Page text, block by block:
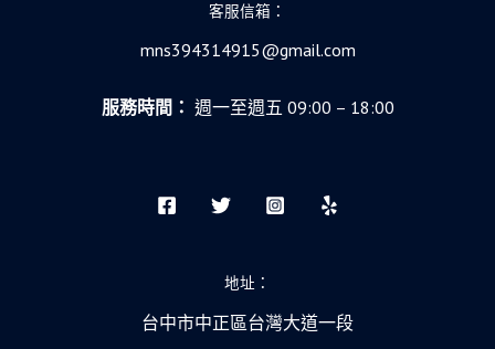
客服信箱：
mns394314915@gmail.com
服務時間： 週一至週五 09:00 – 18:00
地址：
台中市中正區台灣大道一段